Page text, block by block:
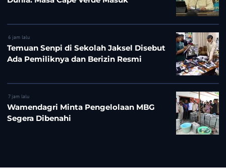
6 jam lalu
Temuan Senpi di Sekolah Jaksel Disebut
Ada Pemiliknya dan Berizin Resmi
7 jam lalu
Wamendagri Minta Pengelolaan MBG
Segera Dibenahi